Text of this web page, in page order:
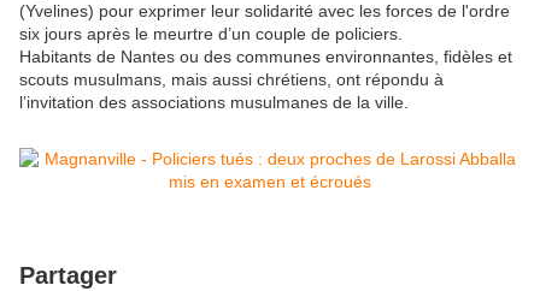
(Yvelines) pour exprimer leur solidarité avec les forces de l'ordre
six jours après le meurtre d’un couple de policiers.
Habitants de Nantes ou des communes environnantes, fidèles et
scouts musulmans, mais aussi chrétiens, ont répondu à
l’invitation des associations musulmanes de la ville.
Partager